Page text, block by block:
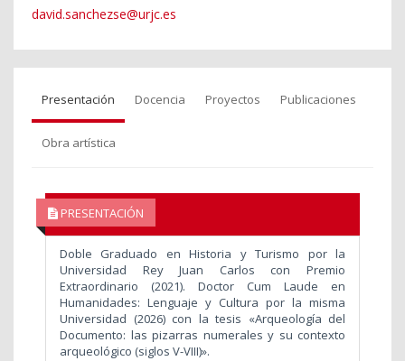
david.sanchezse@urjc.es
Presentación Docencia Proyectos Publicaciones
Obra artística
PRESENTACIÓN
Doble Graduado en Historia y Turismo por la
Universidad Rey Juan Carlos con Premio
Extraordinario (2021). Doctor Cum Laude en
Humanidades: Lenguaje y Cultura por la misma
Universidad (2026) con la tesis «Arqueología del
Documento: las pizarras numerales y su contexto
arqueológico (siglos V-VIII)».